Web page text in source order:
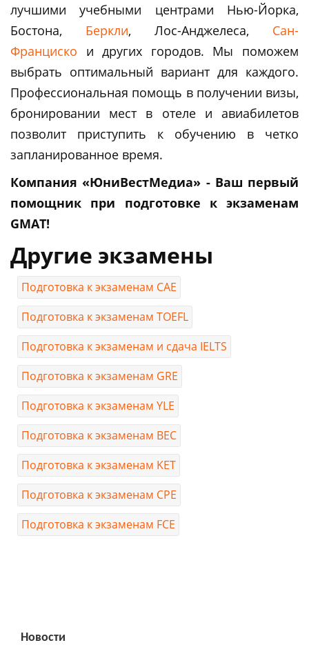
лучшими учебными центрами Нью-Йорка,
Бостона, Беркли, Лос-Анджелеса, Сан-
Франциско и других городов. Мы поможем
выбрать оптимальный вариант для каждого.
Профессиональная помощь в получении визы,
бронировании мест в отеле и авиабилетов
позволит приступить к обучению в четко
запланированное время.
Компания «ЮниВестМедиа» - Ваш первый
помощник при подготовке к экзаменам
GMAT!
Другие экзамены
Подготовка к экзаменам САЕ
Подготовка к экзаменам TOEFL
Подготовка к экзаменам и сдача IELTS
Подготовка к экзаменам GRE
Подготовка к экзаменам YLE
Подготовка к экзаменам BEC
Подготовка к экзаменам KET
Подготовка к экзаменам CPE
Подготовка к экзаменам FCE
Новости